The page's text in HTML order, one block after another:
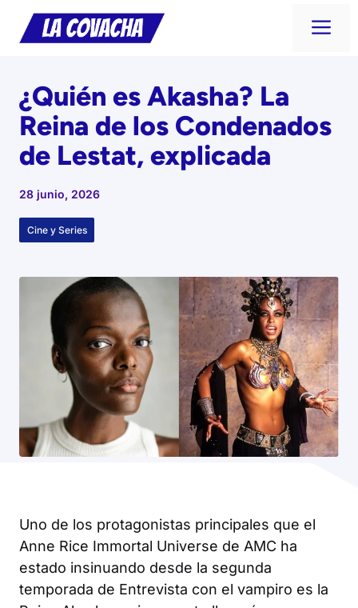
Saltar
¿Quién es Akasha? La
Reina de los Condenados
de Lestat, explicada
28 junio, 2026
Cine y Series
Uno de los protagonistas principales que el
Anne Rice Immortal Universe de AMC ha
estado insinuando desde la segunda
temporada de Entrevista con el vampiro es la